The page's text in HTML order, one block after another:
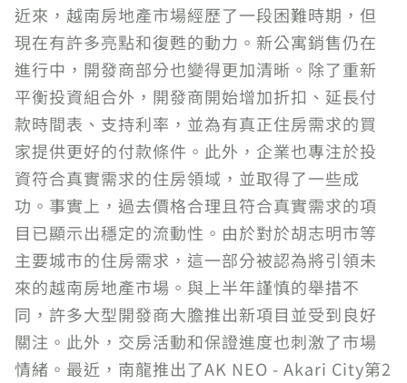
近來，越南房地產市場經歷了一段困難時期，但
現在有許多亮點和復甦的動力。新公寓銷售仍在
進行中，開發商部分也變得更加清晰。除了重新
平衡投資組合外，開發商開始增加折扣、延長付
款時間表、支持利率，並為有真正住房需求的買
家提供更好的付款條件。此外，企業也專注於投
資符合真實需求的住房領域，並取得了一些成
功。事實上，過去價格合理且符合真實需求的項
目已顯示出穩定的流動性。由於對於胡志明市等
主要城市的住房需求，這一部分被認為將引領未
來的越南房地產市場。與上半年謹慎的舉措不
同，許多大型開發商大膽推出新項目並受到良好
關注。此外，交房活動和保證進度也刺激了市場
情緒。最近，南龍推出了AK NEO - Akari City第2